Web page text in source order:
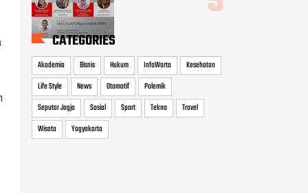
CATEGORIES
Akademia Bisnis Hukum InfoWarta
Kesehatan
Life Style
News Otomotif
Polemik
Seputar Jogja
Sosial Sport Tekno
Travel
Wisata
Yogyakarta